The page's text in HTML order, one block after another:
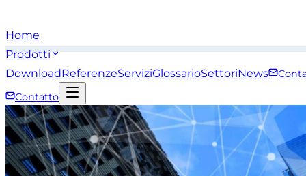
Home
Prodotti
DownloadReferenzeServiziGlossarioSettoriNews
Contatto